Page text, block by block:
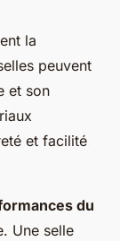
la
peuvent
et son
et facilité
du
Une selle